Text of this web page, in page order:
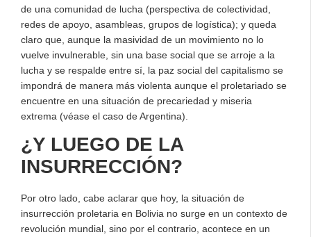
de una comunidad de lucha (perspectiva de colectividad,
redes de apoyo, asambleas, grupos de logística); y queda
claro que, aunque la masividad de un movimiento no lo
vuelve invulnerable, sin una base social que se arroje a la
lucha y se respalde entre sí, la paz social del capitalismo se
impondrá de manera más violenta aunque el proletariado se
encuentre en una situación de precariedad y miseria
extrema (véase el caso de Argentina).
¿Y LUEGO DE LA
INSURRECCIÓN?
Por otro lado, cabe aclarar que hoy, la situación de
insurrección proletaria en Bolivia no surge en un contexto de
revolución mundial, sino por el contrario, acontece en un